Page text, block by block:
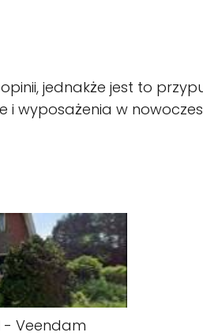
jednakże jest to
i wyposażenia w
- Veendam